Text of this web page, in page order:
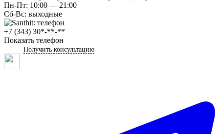
Пн-Пт: 10:00 — 21:00
Сб-Вс: выходные
+7 (343) 30*-**-**
Показать телефон
Получить консультацию